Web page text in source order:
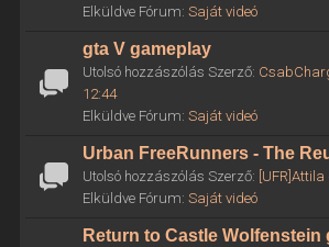
Elküldve Fórum: Saját videó
gta V gameplay
Utolsó hozzászólás Szerző:
12:44
Elküldve Fórum: Saját videó
Urban FreeRunners - The
Utolsó hozzászólás Szerző: [UFR]Attila
Elküldve Fórum: Saját videó
Return to Castle Wolfenstein